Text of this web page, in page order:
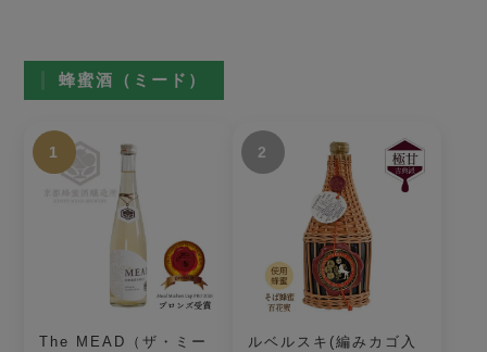
蜂蜜酒（ミード）
1
The MEAD（ザ・ミー
2
ルベルスキ(編みカゴ入